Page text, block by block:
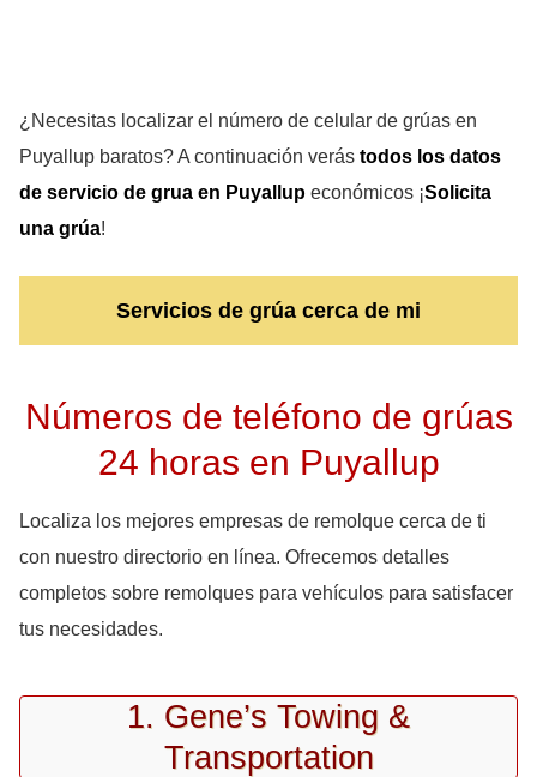
¿Necesitas localizar el número de celular de grúas en
Puyallup baratos? A continuación verás todos los datos
de servicio de grua en Puyallup económicos ¡Solicita
una grúa!
Servicios de grúa cerca de mi
Números de teléfono de grúas
24 horas en Puyallup
Localiza los mejores empresas de remolque cerca de ti
con nuestro directorio en línea. Ofrecemos detalles
completos sobre remolques para vehículos para satisfacer
tus necesidades.
1. Gene’s Towing &
Transportation